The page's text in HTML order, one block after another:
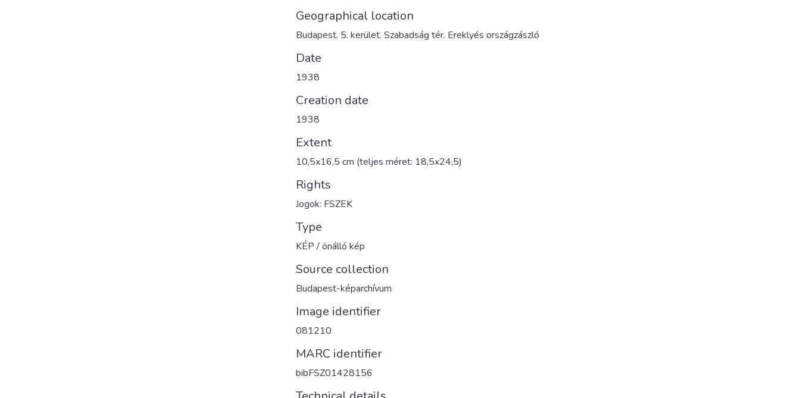
Geographical location
Budapest. 5. kerület. Szabadság tér. Ereklyés országzászló
Date
1938
Creation date
1938
Extent
10,5x16,5 cm (teljes méret: 18,5x24,5)
Rights
Jogok: FSZEK
Type
KÉP / önálló kép
Source collection
Budapest-képarchívum
Image identifier
081210
MARC identifier
bibFSZ01428156